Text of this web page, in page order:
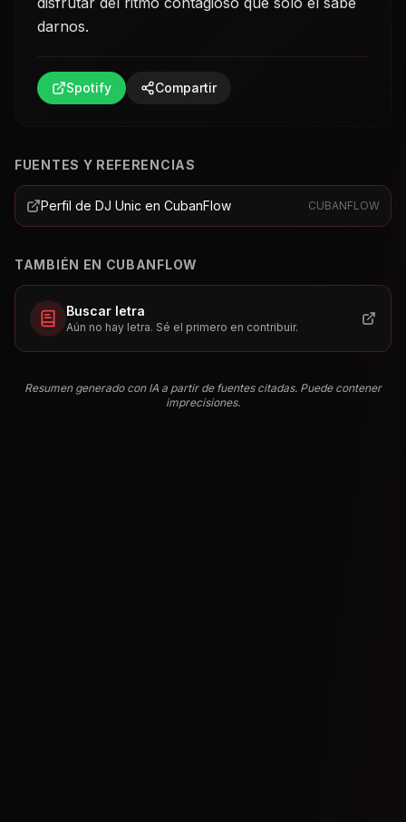
darnos.
Spotify Compartir
FUENTES Y REFERENCIAS
Perfil de DJ Unic en CubanFlow CUBANFLOW
TAMBIÉN EN CUBANFLOW
Buscar letra
Aún no hay letra. Sé el primero en contribuir.
Resumen generado con IA a partir de fuentes citadas. Puede contener
imprecisiones.